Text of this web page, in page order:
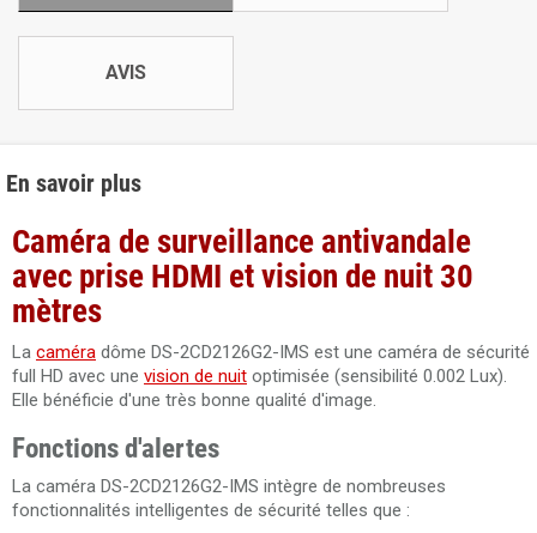
AVIS
En savoir plus
Caméra de surveillance antivandale
avec prise HDMI et vision de nuit 30
mètres
La caméra dôme DS-2CD2126G2-IMS est une caméra de sécurité
full HD avec une vision de nuit optimisée (sensibilité 0.002 Lux).
Elle bénéficie d'une très bonne qualité d'image.
Fonctions d'alertes
La caméra DS-2CD2126G2-IMS intègre de nombreuses
fonctionnalités intelligentes de sécurité telles que :